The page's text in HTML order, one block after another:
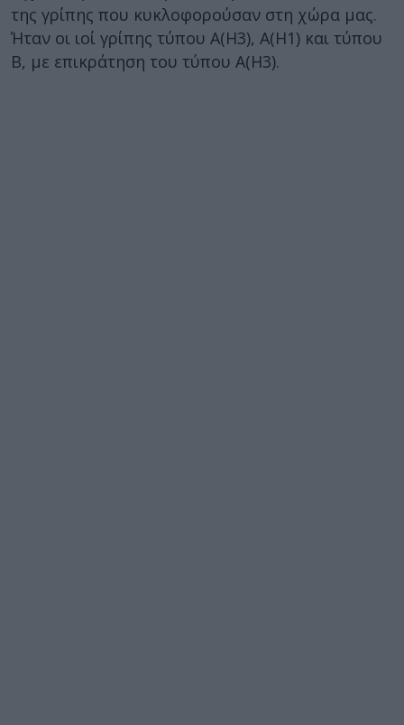
της γρίπης που κυκλοφορούσαν στη χώρα μας.
Ήταν οι ιοί γρίπης τύπου Α(Η3), Α(Η1) και τύπου
Β, με επικράτηση του τύπου A(H3).